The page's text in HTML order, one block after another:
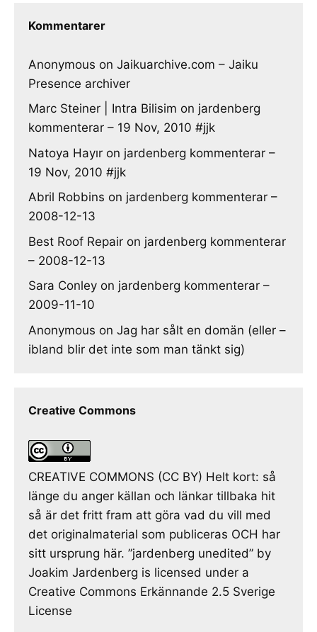
Kommentarer
Anonymous on Jaikuarchive.com – Jaiku
Presence archiver
Marc Steiner | Intra Bilisim on jardenberg
kommenterar – 19 Nov, 2010 #jjk
Natoya Hayır on jardenberg kommenterar –
19 Nov, 2010 #jjk
Abril Robbins on jardenberg kommenterar –
2008-12-13
Best Roof Repair on jardenberg kommenterar
– 2008-12-13
Sara Conley on jardenberg kommenterar –
2009-11-10
Anonymous on Jag har sålt en domän (eller –
ibland blir det inte som man tänkt sig)
Creative Commons
CREATIVE COMMONS (CC BY) Helt kort: så
länge du anger källan och länkar tillbaka hit
så är det fritt fram att göra vad du vill med
det originalmaterial som publiceras OCH har
sitt ursprung här. ”jardenberg unedited” by
Joakim Jardenberg is licensed under a
Creative Commons Erkännande 2.5 Sverige
License